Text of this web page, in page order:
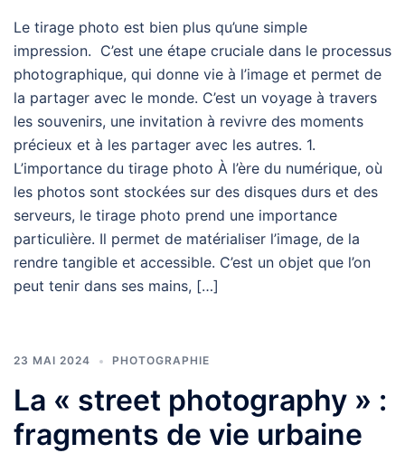
Le tirage photo est bien plus qu’une simple
impression. C’est une étape cruciale dans le processus
photographique, qui donne vie à l’image et permet de
la partager avec le monde. C’est un voyage à travers
les souvenirs, une invitation à revivre des moments
précieux et à les partager avec les autres. 1.
L’importance du tirage photo À l’ère du numérique, où
les photos sont stockées sur des disques durs et des
serveurs, le tirage photo prend une importance
particulière. Il permet de matérialiser l’image, de la
rendre tangible et accessible. C’est un objet que l’on
peut tenir dans ses mains, […]
23 MAI 2024 PHOTOGRAPHIE
La « street photography » :
fragments de vie urbaine